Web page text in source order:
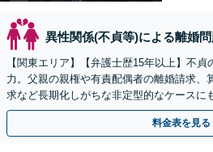
異性関係(不貞等)による離婚問
【関東エリア】【弁護士歴15年以上】不
力。父親の親権や有責配偶者の離婚請求、
求など長期化しがちな非定型的なケースに
す。【初回相談30分無料】【休日・夜間相
料金表を見る